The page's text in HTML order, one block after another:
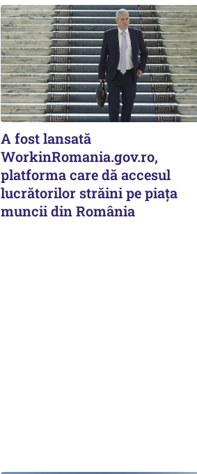
A fost lansată
WorkinRomania.gov.ro,
platforma care dă accesul
lucrătorilor străini pe piața
muncii din România